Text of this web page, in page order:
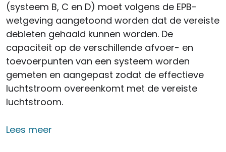
(systeem B, C en D) moet volgens de EPB-
wetgeving aangetoond worden dat de vereiste
debieten gehaald kunnen worden. De
capaciteit op de verschillende afvoer- en
toevoerpunten van een systeem worden
gemeten en aangepast zodat de effectieve
luchtstroom overeenkomt met de vereiste
luchtstroom.
Lees meer